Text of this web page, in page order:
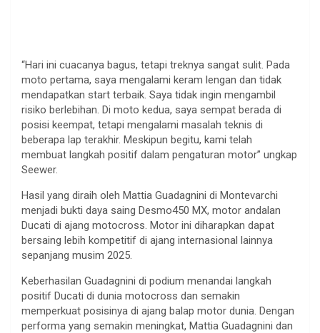
“Hari ini cuacanya bagus, tetapi treknya sangat sulit. Pada
moto pertama, saya mengalami keram lengan dan tidak
mendapatkan start terbaik. Saya tidak ingin mengambil
risiko berlebihan. Di moto kedua, saya sempat berada di
posisi keempat, tetapi mengalami masalah teknis di
beberapa lap terakhir. Meskipun begitu, kami telah
membuat langkah positif dalam pengaturan motor” ungkap
Seewer.
Hasil yang diraih oleh Mattia Guadagnini di Montevarchi
menjadi bukti daya saing Desmo450 MX, motor andalan
Ducati di ajang motocross. Motor ini diharapkan dapat
bersaing lebih kompetitif di ajang internasional lainnya
sepanjang musim 2025.
Keberhasilan Guadagnini di podium menandai langkah
positif Ducati di dunia motocross dan semakin
memperkuat posisinya di ajang balap motor dunia. Dengan
performa yang semakin meningkat, Mattia Guadagnini dan